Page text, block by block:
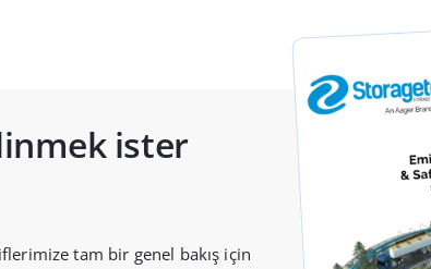
ister
tam bir genel bakış için